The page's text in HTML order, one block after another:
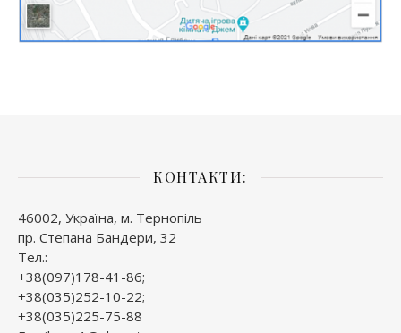
КОНТАКТИ:
46002, Україна, м. Тернопіль
пр. Степана Бандери, 32
Тел.:
+38(097)178-41-86;
+38(035)252-10-22;
+38(035)225-75-88